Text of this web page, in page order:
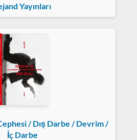
Yayınları
/ Dış Darbe / Devrim /
İç Darbe